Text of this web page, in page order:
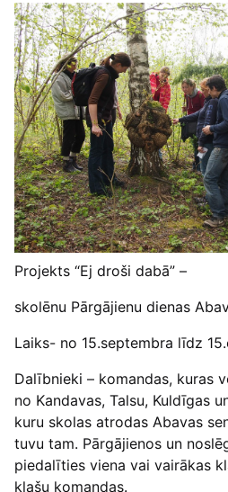
Projekts “Ej droši dabā” –
skolēnu Pārgājienu dienas
Laiks- no 15.septembra līdz
Dalībnieki – komandas, kuras
no Kandavas, Talsu, Kuldīgas
kuru skolas atrodas Abavas
tuvu tam. Pārgājienos un
piedalīties viena vai vairākas
klašu komandas.